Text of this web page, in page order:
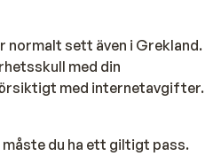
normalt sett även i Grekland.
med din
med internetavgifter.
du ha ett giltigt pass.